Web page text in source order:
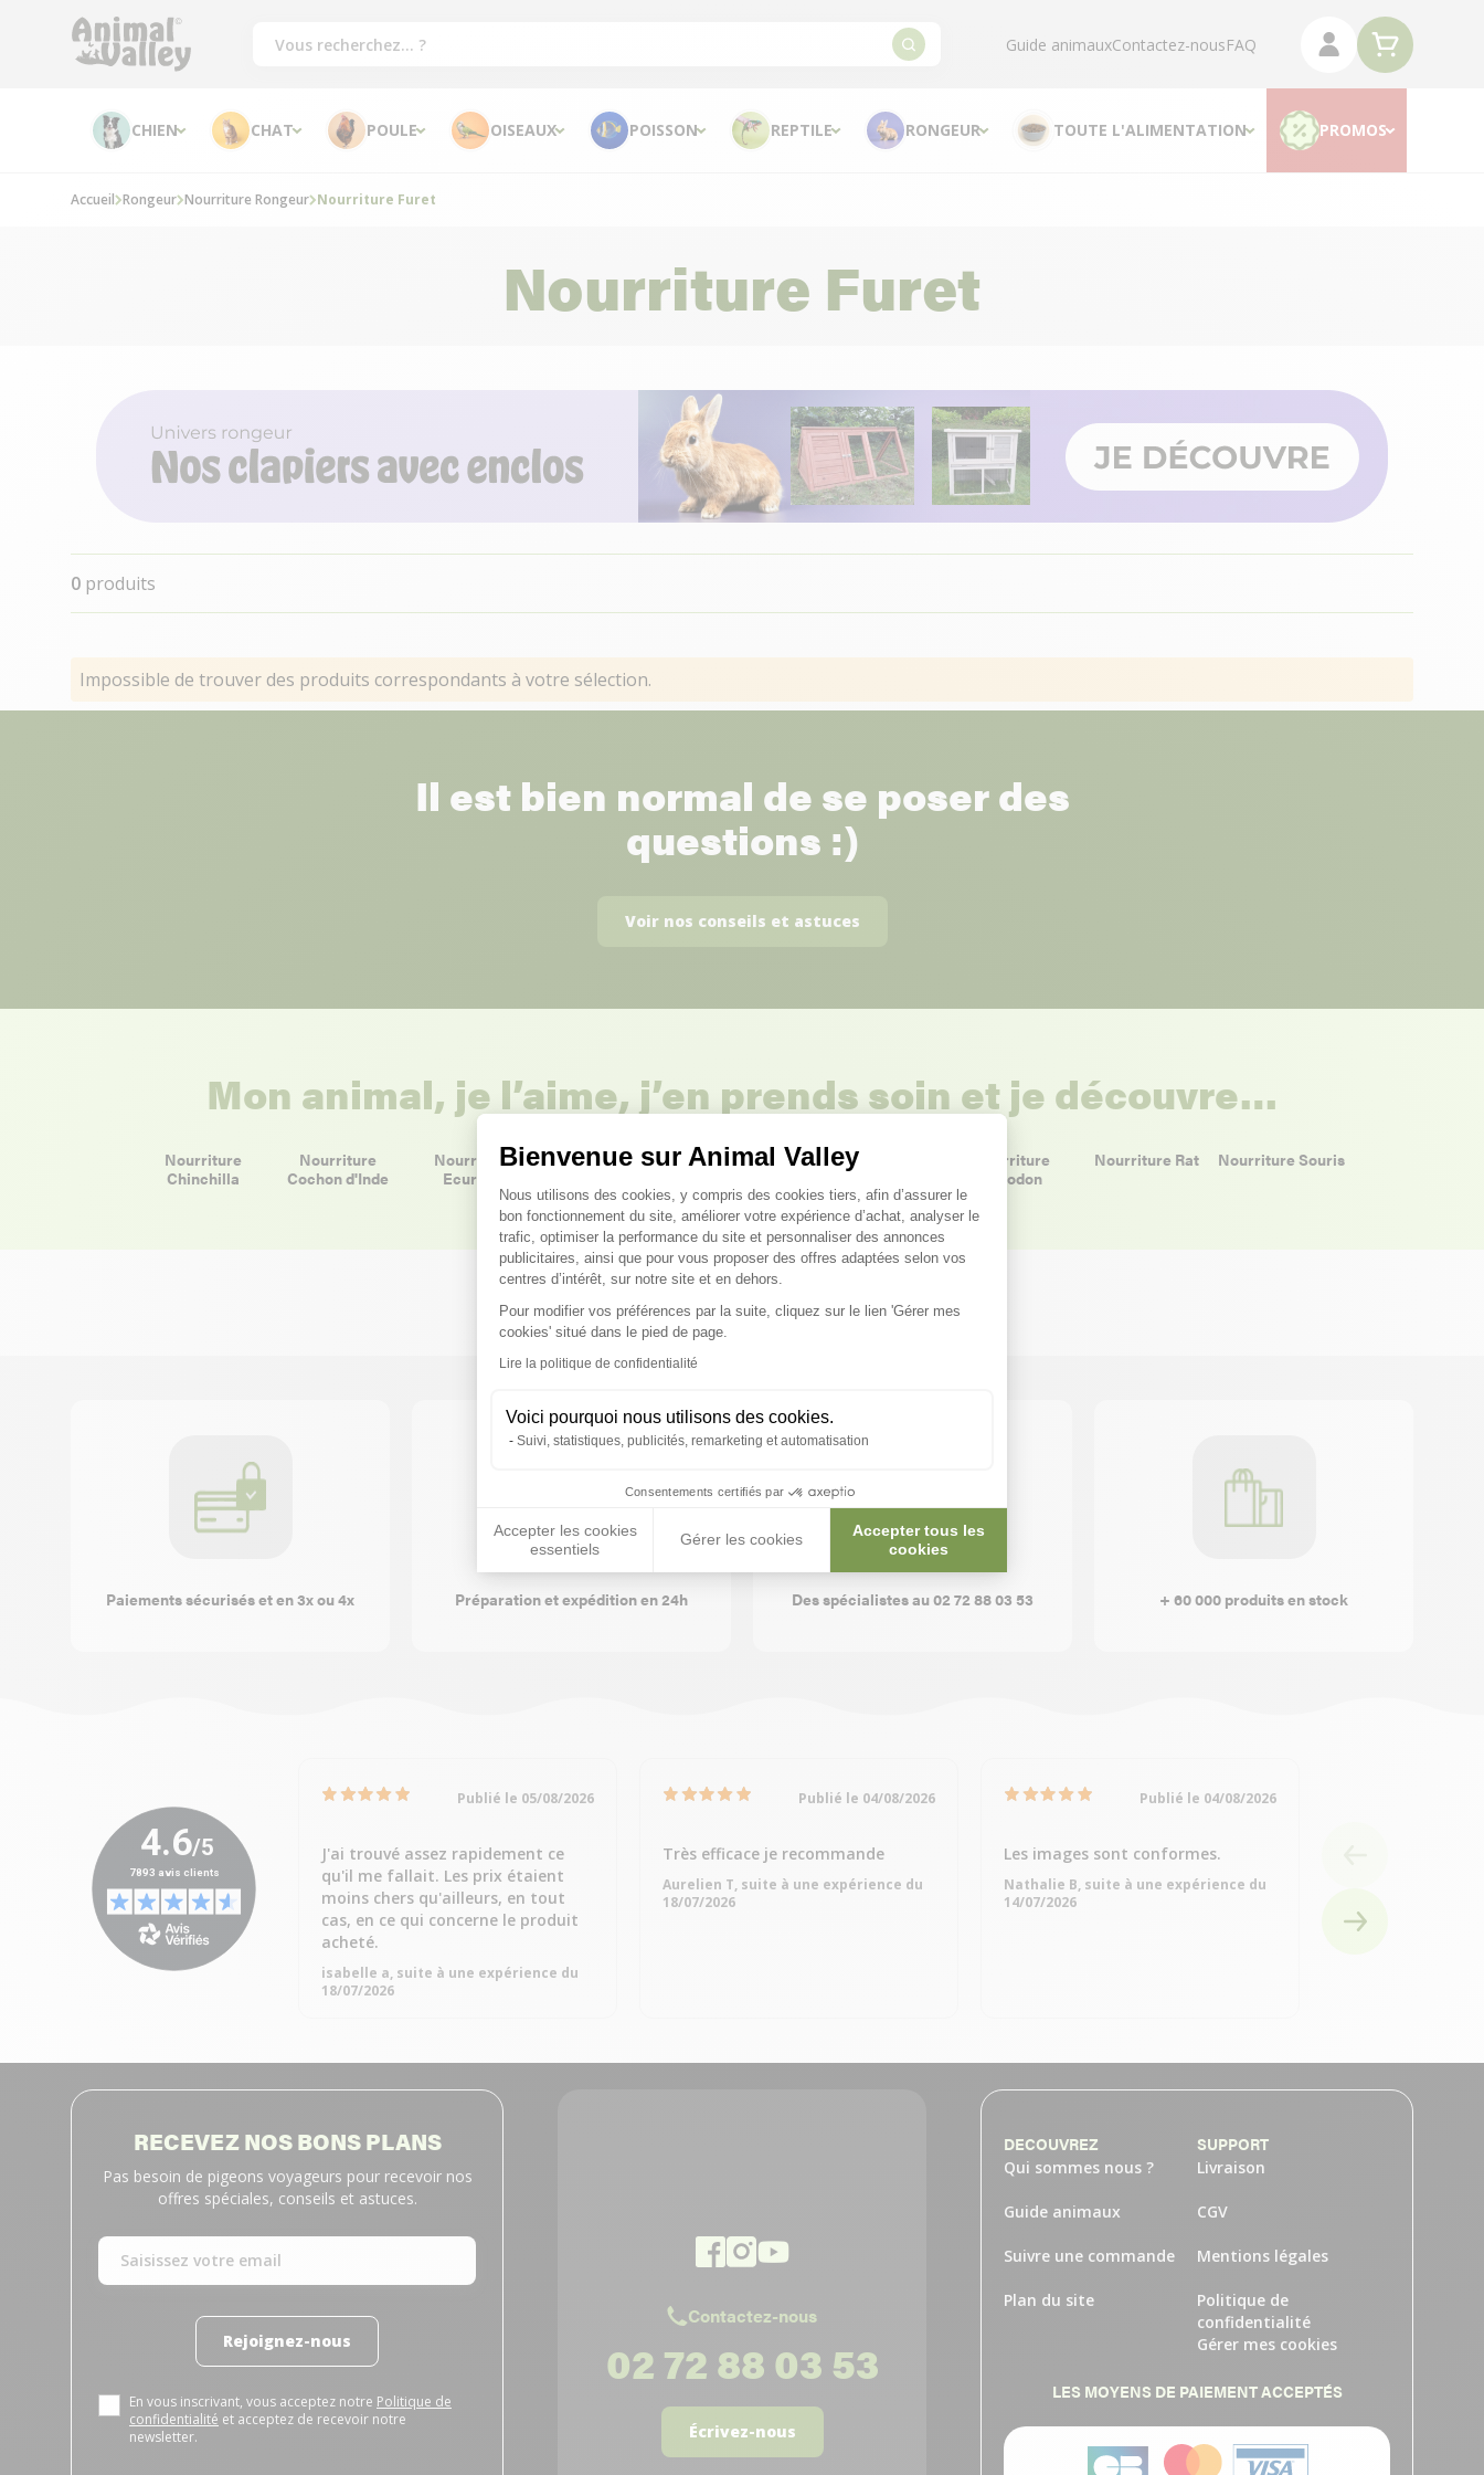
Bienvenue sur Animal Valley
Plateforme de Gestion du Consentement : Personnalisez vos Options
Nous utilisons des cookies, y compris des cookies tiers, afin d’assurer le
bon fonctionnement du site, améliorer votre expérience d’achat, analyser le
trafic, optimiser la performance du site et personnaliser des annonces
publicitaires, ainsi que pour vous proposer des offres adaptées selon vos
centres d’intérêt, sur notre site et en dehors.
Pour modifier vos préférences par la suite, cliquez sur le lien 'Gérer mes
cookies' situé dans le pied de page.
Lire la politique de confidentialité
Voici pourquoi nous utilisons des cookies.
Suivi, statistiques, publicités, remarketing et automatisation
Consentements certifiés par
Accepter les cookies
essentiels
Gérer les cookies
Accepter tous les
cookies
Axeptio consent
Guide animauxContactez-nousFAQ
CHIEN CHAT POULE OISEAUX POISSON REPTILE RONGEUR TOUTE L'ALIMENTATION PROMOS
Accueil Rongeur Nourriture Rongeur Nourriture Furet
Nourriture Furet
0 produits
Impossible de trouver des produits correspondants à votre sélection.
Il est bien normal de se poser des
questions :)
Voir nos conseils et astuces
Mon animal, je l’aime, j’en prends soin et je découvre…
Nourriture
Chinchilla
Nourriture
Cochon d'Inde
Nourriture
Ecureuil
Nourriture
Nourriture
Nourriture Lapin
Nourriture
Octodon
Nourriture Rat Nourriture Souris
Paiements sécurisés et en 3x ou 4x Préparation et expédition en 24h Des spécialistes au 02 72 88 03 53 + 60 000 produits en stock
Publié le 05/08/2026
J'ai trouvé assez rapidement ce
qu'il me fallait. Les prix étaient
moins chers qu'ailleurs, en tout
cas, en ce qui concerne le produit
acheté.
isabelle a, suite à une expérience du
18/07/2026
Publié le 04/08/2026
Très efficace je recommande
Aurelien T, suite à une expérience du
18/07/2026
Publié le 04/08/2026
Les images sont conformes.
Nathalie B, suite à une expérience du
14/07/2026
RECEVEZ NOS BONS PLANS
Pas besoin de pigeons voyageurs pour recevoir nos
offres spéciales, conseils et astuces.
Rejoignez-nous
En vous inscrivant, vous acceptez notre Politique de
confidentialité et acceptez de recevoir notre
newsletter.
Contactez-nous
02 72 88 03 53
Écrivez-nous
DECOUVREZ
Qui sommes nous ?
Guide animaux
Suivre une commande
Plan du site
SUPPORT
Livraison
CGV
Mentions légales
Politique de
confidentialité
Gérer mes cookies
LES MOYENS DE PAIEMENT ACCEPTÉS